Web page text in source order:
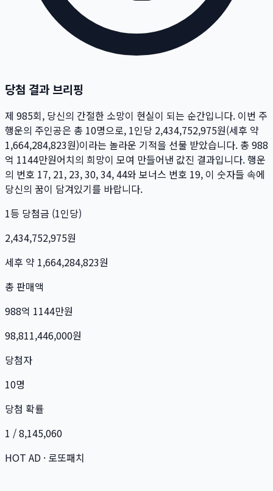
당첨 결과 브리핑
제 985회, 당신의 간절한 소망이 현실이 되는 순간입니다. 이번 주
행운의 주인공은 총 10명으로, 1인당 2,434,752,975원(세후 약
1,664,284,823원)이라는 놀라운 기적을 선물 받았습니다. 총 988
억 1144만원어치의 희망이 모여 만들어낸 값진 결과입니다. 행운
의 번호 17, 21, 23, 30, 34, 44와 보너스 번호 19, 이 숫자들 속에
당신의 꿈이 담겨있기를 바랍니다.
1등 당첨금 (1인당)
2,434,752,975원
세후 약 1,664,284,823원
총 판매액
988억 1144만원
98,811,446,000원
당첨자
10명
당첨 확률
1 / 8,145,060
HOT AD · 로또패치